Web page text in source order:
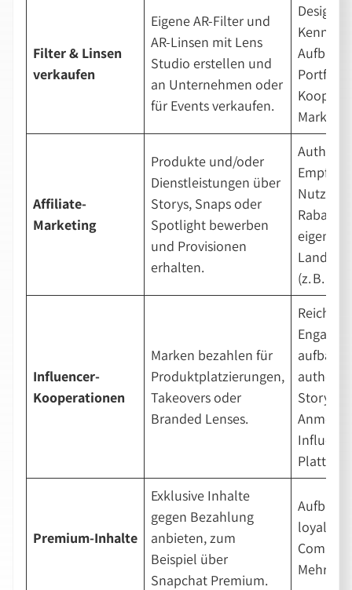
Filter & Linsen
verkaufen
Eigene AR-Filter und
AR-Linsen mit Lens
Studio erstellen und
an Unternehmen oder
für Events verkaufen.
Design-
Aufbau
Marken.
Affiliate-
Marketing
Produkte und/oder
Dienstleistungen über
Storys, Snaps oder
Spotlight bewerben
und Provisionen
erhalten.
eigene
(z. B.
Influencer-
Kooperationen
Marken bezahlen für
Produktplatzierungen,
Takeovers oder
Branded Lenses.
Premium-Inhalte
Exklusive Inhalte
gegen Bezahlung
anbieten, zum
Beispiel über
Snapchat Premium.
Aufbau
loyalen